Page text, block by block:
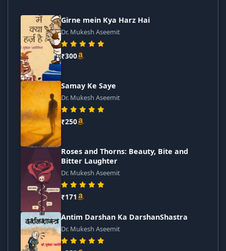
Girne mein Kya Harz Hai
Dr. Mukesh Aseemit
₹300
Samay Ke Saye
Dr. Mukesh Aseemit
₹250
Roses and Thorns: Beauty, Bite and
Bitter Laughter
Dr. Mukesh Aseemit
₹171
Antim Darshan Ka DarshanShastra
Dr. Mukesh Aseemit